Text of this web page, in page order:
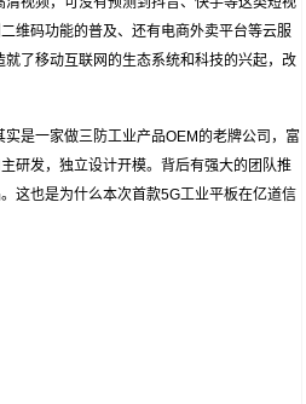
维码功能的普及、还有电商外卖平台等云服
了移动互联网的生态系统和科技的兴起，改
是一家做三防工业产品OEM的老牌公司，富
研发，独立设计开模。背后有强大的团队推
这也是为什么本次首款5G工业平板在亿道信